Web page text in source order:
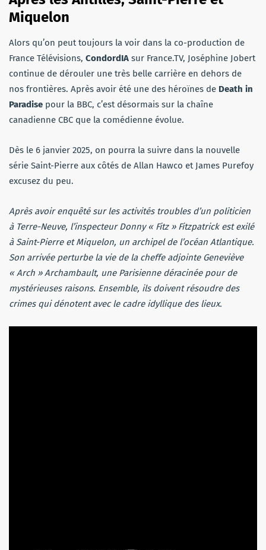
Miquelon
Alors qu’on peut toujours la voir dans la co-production de
France Télévisions, CondordIA sur France.TV, Joséphine Jobert
continue de dérouler une très belle carrière en dehors de
nos frontières. Après avoir été une des héroïnes de Death in
Paradise pour la BBC, c’est désormais sur la chaîne
canadienne CBC que la comédienne évolue.
Dès le 6 janvier 2025, on pourra la suivre dans la nouvelle
série Saint-Pierre aux côtés de Allan Hawco et James Purefoy
excusez du peu.
Après avoir enquêté sur les activités troubles d’un politicien
à Terre-Neuve, l’inspecteur Donny « Fitz » Fitzpatrick est exilé
à Saint-Pierre et Miquelon, un archipel de l’océan Atlantique.
Son arrivée perturbe la vie de la cheffe adjointe Geneviève
« Arch » Archambault, une Parisienne déracinée pour de
mystérieuses raisons. Ensemble, ils doivent résoudre des
crimes qui dénotent avec le cadre idyllique des lieux.